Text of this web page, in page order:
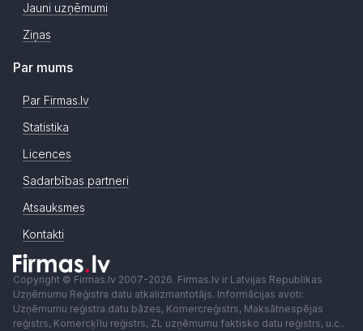
Jauni uzņēmumi
Ziņas
Par mums
Par Firmas.lv
Statistika
Licences
Sadarbības partneri
Atsauksmes
Kontakti
Copyright © Firmas.lv 2007-2026. Firmas.lv ir Latvijas Republikas
Uzņēmumu Reģistra datu atkalizmantotājs. Informācijas avoti:
Uzņēmumu reģistra datu bāzes, Komercreģistrs, Maksātnespējas
reģistrs, Komercķīlu reģistrs, ZL uzņēmumu faktisko datu reģistrs, u.c..